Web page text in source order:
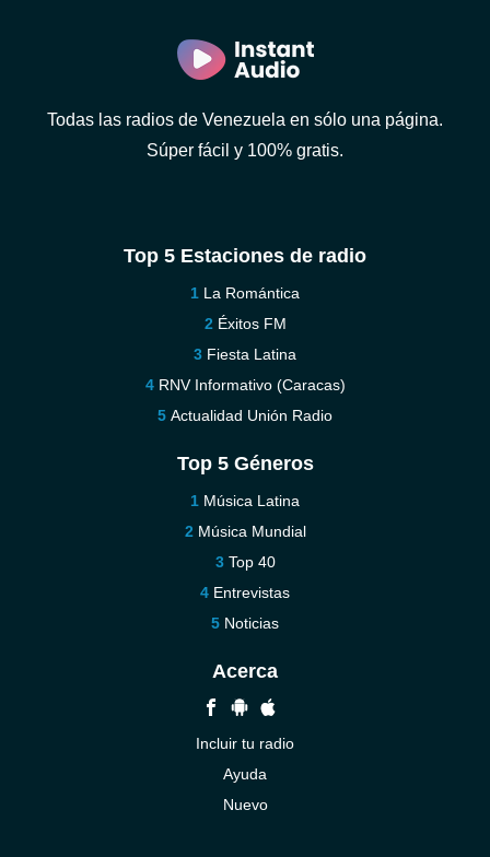
Todas las radios de Venezuela en sólo una página.
Súper fácil y 100% gratis.
Top 5 Estaciones de radio
La Romántica
Éxitos FM
Fiesta Latina
RNV Informativo (Caracas)
Actualidad Unión Radio
Top 5 Géneros
Música Latina
Música Mundial
Top 40
Entrevistas
Noticias
Acerca
Incluir tu radio
Ayuda
Nuevo